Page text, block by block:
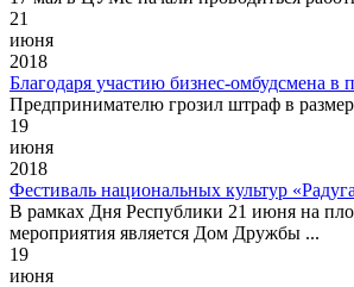
21
июня
2018
Благодаря участию бизнес-омбудсмена в
Предпринимателю грозил штраф в
19
июня
2018
Фестиваль национальных культур
В рамках Дня Республики 21 июня на
мероприятия является Дом Дружбы ...
19
июня